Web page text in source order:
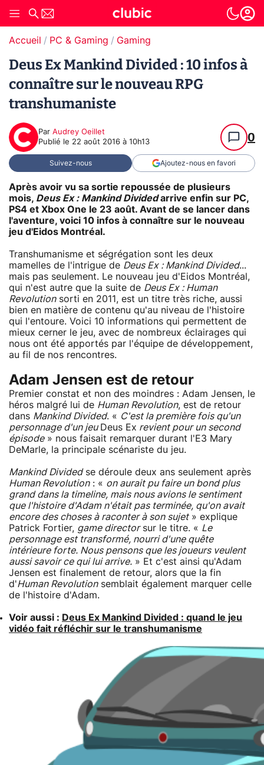
Accueil PC & Gaming Gaming
Deus Ex Mankind Divided : 10 infos à
connaître sur le nouveau RPG
transhumaniste
Par Audrey Oeillet
Publié le 22 août 2016 à 10h13 0
Suivez-nous Ajoutez-nous en favori
Après avoir vu sa sortie repoussée de plusieurs
mois, Deus Ex : Mankind Dividedarrive enfin sur PC,
PS4 et Xbox One le 23 août. Avant de se lancer dans
l'aventure, voici 10 infos à connaître sur le nouveau
jeu d'Eidos Montréal.
Transhumanisme et ségrégation sont les deux
mamelles de l'intrigue de Deus Ex : Mankind Divided...
mais pas seulement. Le nouveau jeu d'Eidos Montréal,
qui n'est autre que la suite de Deus Ex : Human
Revolutionsorti en 2011, est un titre très riche, aussi
bien en matière de contenu qu'au niveau de l'histoire
qui l'entoure. Voici 10 informations qui permettent de
mieux cerner le jeu, avec de nombreux éclairages qui
nous ont été apportés par l'équipe de développement,
au fil de nos rencontres.
Adam Jensen est de retour
Premier constat et non des moindres : Adam Jensen, le
héros malgré lui de Human Revolution, est de retour
dans Mankind Divided. « C'est la première fois qu'un
personnage d'un jeu Deus Ex revient pour un second
épisode» nous faisait remarquer durant l'E3 Mary
DeMarle, la principale scénariste du jeu.
Mankind Dividedse déroule deux ans seulement après
Human Revolution: « on aurait pu faire un bond plus
grand dans la timeline, mais nous avions le sentiment
que l'histoire d'Adam n'était pas terminée, qu'on avait
encore des choses à raconter à son sujet» explique
Patrick Fortier, game directorsur le titre. « Le
personnage est transformé, nourri d'une quête
intérieure forte. Nous pensons que les joueurs veulent
aussi savoir ce qui lui arrive. » Et c'est ainsi qu'Adam
Jensen est finalement de retour, alors que la fin
d'Human Revolutionsemblait également marquer celle
de l'histoire d'Adam.
Voir aussi : Deus Ex Mankind Divided : quand le jeu
vidéo fait réfléchir sur le transhumanisme